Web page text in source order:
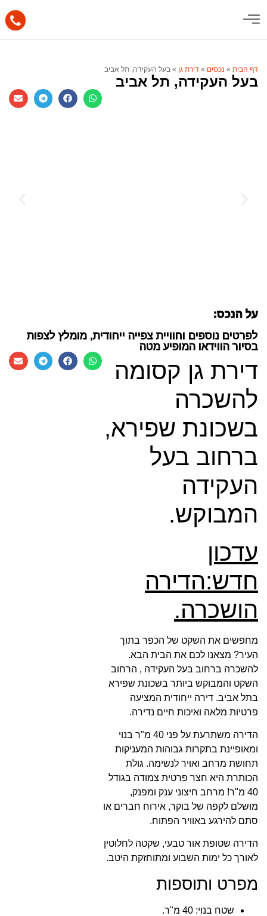
דף הבית » נכסים » דירת גן » בעל העקידה, תל אביב
בעל העקידה, תל אביב
על הנכס:
לפרטים נוספים וחוויית צפייה ייחודית, מומלץ לצפות
בסיור הווידאו המופיע מטה
דירת גן קסומה
להשכרה
בשכונת שפירא,
ברחוב בעל
העקידה
המבוקש.
עדכון
חדש:הדירה
הושכרה.
מחפשים את השקט של הכפר בתוך
העיר? מצאנו לכם את הבית הבא.
להשכרה ברחוב בעל העקידה , הרחוב
השקט והמבוקש ביותר בשכונת שפירא
בתל אביב. דירה ייחודית המציעה
פרטיות מלאה ואיכות חיים נדירה.
הדירה משתרעת על פני 40 מ"ר בנוי
ומאופיינת בתקרות גבוהות המעניקות
תחושת מרחב ואויר לנשימה. גולת
הכותרת היא חצר פרטית צמודה בגודל
40 מ"ר! מרחב חיצוני ענק ומפנק,
מושלם לקפה של בוקר, אירוח חברים או
סתם להירגע באוויר הפתוח.
הדירה שטופת אור טבעי, שקטה לחלוטין
לאורך כל ימות השבוע ומתוחזקת היטב.
מפרט ותוספות
שטח בנוי: 40 מ"ר.